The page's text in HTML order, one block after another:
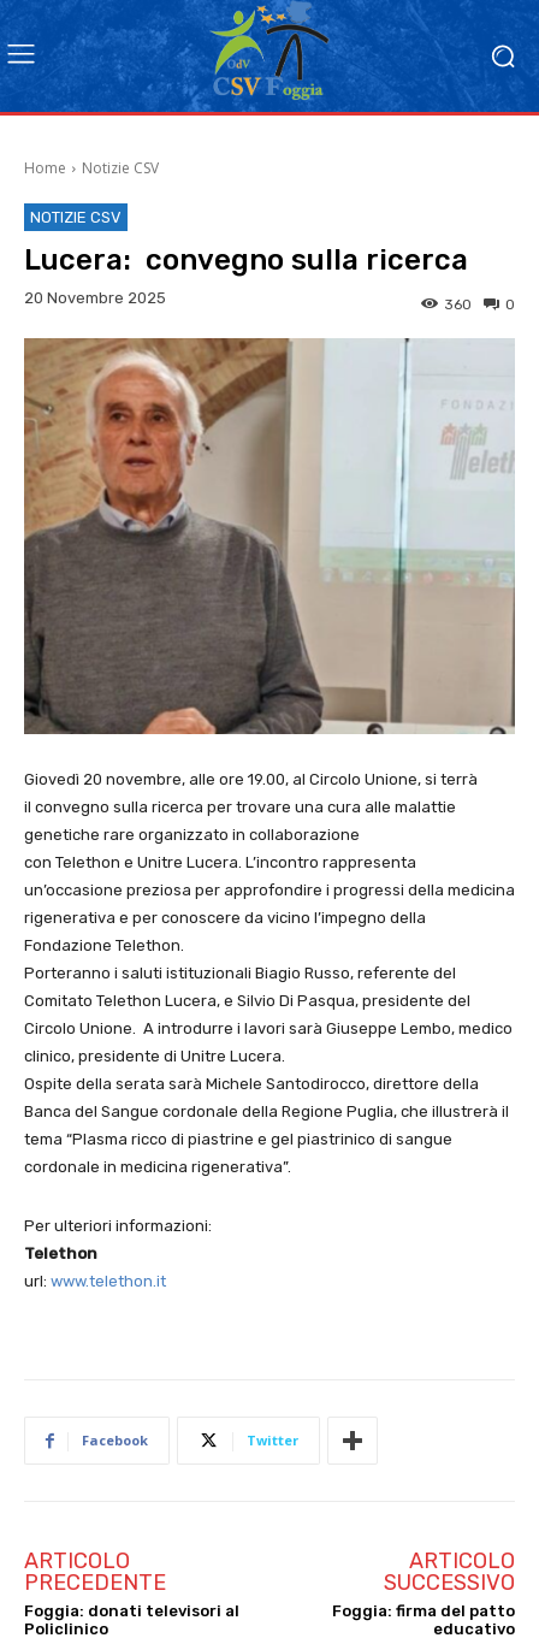
Home Notizie CSV
NOTIZIE CSV
Lucera: convegno sulla ricerca
20 Novembre 2025 0
360
Giovedì 20 novembre, alle ore 19.00, al Circolo Unione, si terrà
il convegno sulla ricerca per trovare una cura alle malattie
genetiche rare organizzato in collaborazione
con Telethon e Unitre Lucera. L’incontro rappresenta
un’occasione preziosa per approfondire i progressi della medicina
rigenerativa e per conoscere da vicino l’impegno della
Fondazione Telethon.
Porteranno i saluti istituzionali Biagio Russo, referente del
Comitato Telethon Lucera, e Silvio Di Pasqua, presidente del
Circolo Unione. A introdurre i lavori sarà Giuseppe Lembo, medico
clinico, presidente di Unitre Lucera.
Ospite della serata sarà Michele Santodirocco, direttore della
Banca del Sangue cordonale della Regione Puglia, che illustrerà il
tema “Plasma ricco di piastrine e gel piastrinico di sangue
cordonale in medicina rigenerativa”.
Per ulteriori informazioni:
Telethon
url: www.telethon.it
Facebook Twitter
ARTICOLO
PRECEDENTE
Foggia: donati televisori al
Policlinico
ARTICOLO
SUCCESSIVO
Foggia: firma del patto
educativo